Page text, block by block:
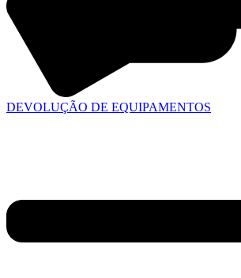
DEVOLUÇÃO DE EQUIPAMENTOS